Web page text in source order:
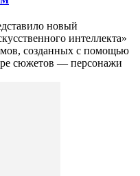
новый
интеллекта»
созданных с помощью
сюжетов — персонажи